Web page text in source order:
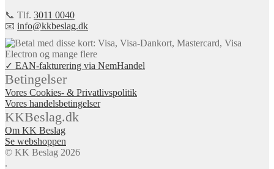
📞 Tlf. 3011 0040
📧 info@kkbeslag.dk
✓ EAN-fakturering via NemHandel
Betingelser
Vores Cookies- & Privatlivspolitik
Vores handelsbetingelser
KKBeslag.dk
Om KK Beslag
Se webshoppen
© KK Beslag 2026
.